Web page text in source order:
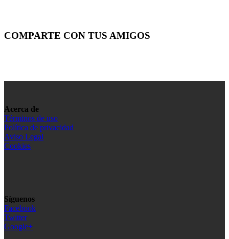
COMPARTE CON TUS AMIGOS
Acerca de
Términos de uso
Política de privacidad
Aviso Legal
Cookies
Síguenos
Facebook
Twitter
Google+